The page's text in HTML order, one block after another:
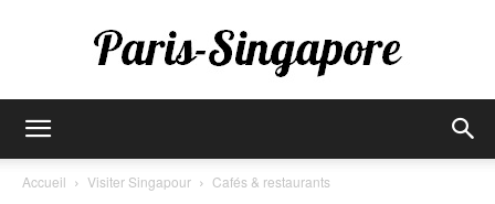
Accueil Visiter Singapour Cafés & restaurants